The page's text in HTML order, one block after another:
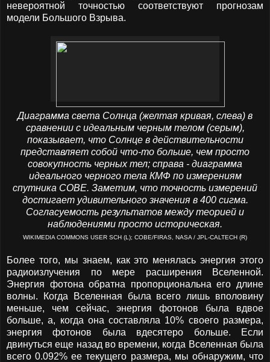
невероятной точностью соответствуют прогнозам
модели Большого Взрыва.
Диаграмма света Солнца (желтая кривая, слева) в
сравнении с идеальным черным телом (серым),
показывает, что Солнце в действительности
представляет собой что-то больше, чем просто
совокупность черных тел; справа - диаграмма
идеального черного тела КМФ по измерениям
спутника СОВЕ. Заметим, что точность измерений
достигает удивительного значения в 400 сигма.
Согласуемость результатов между теорией и
наблюдениями просто историческая.
WIKIMEDIA COMMONS USER SCH (L); COBE/FIRAS, NASA / JPL-CALTECH (R)
Более того, мы знаем, как это менялась энергия этого
радиоизлучения по мере расширения Вселенной.
Энергия фотона обратна пропорциональна его длине
волны. Когда Вселенная была всего лишь вполовину
меньше, чем сейчас, энергия фотонов была вдвое
больше, а, когда она составляла 10% своего размера,
энергия фотонов была вдесятеро больше. Если
двинуться еще назад во времени, когда Вселенная была
всего 0.092% ее текущего размера, мы обнаружим, что